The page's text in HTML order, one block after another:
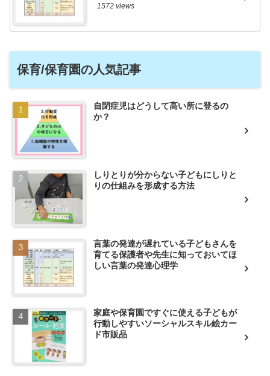
1572 views
保育/保育園の人気記事
自閉症児はどうして高い所に登るの
か？
しりとりが分からない子どもにしりと
りの仕組みを形成する方法
言葉の発達が遅れている子どもさんを
育てる保護者や先生に知っておいてほ
しい言葉の発達心理学
家庭や保育園ですぐに使える子どもが
行動しやすいソーシャルスキル絵カー
ド市販品